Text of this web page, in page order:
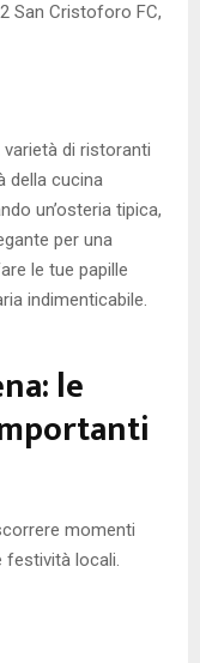
San Cristoforo FC,
di ristoranti
della cucina
un’osteria tipica,
per una
le tue papille
indimenticabile.
le
momenti
festività locali.